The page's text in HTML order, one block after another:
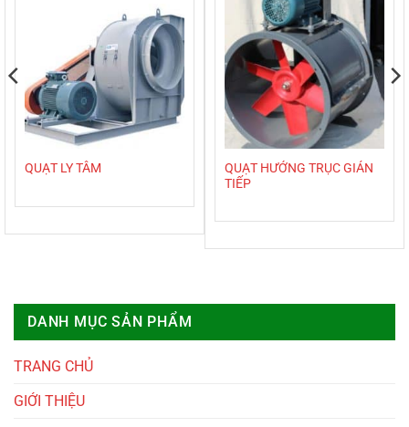
QUẠT LY TÂM
QUẠT HƯỚNG TRỤC GIÁN
TIẾP
DANH MỤC SẢN PHẨM
TRANG CHỦ
GIỚI THIỆU